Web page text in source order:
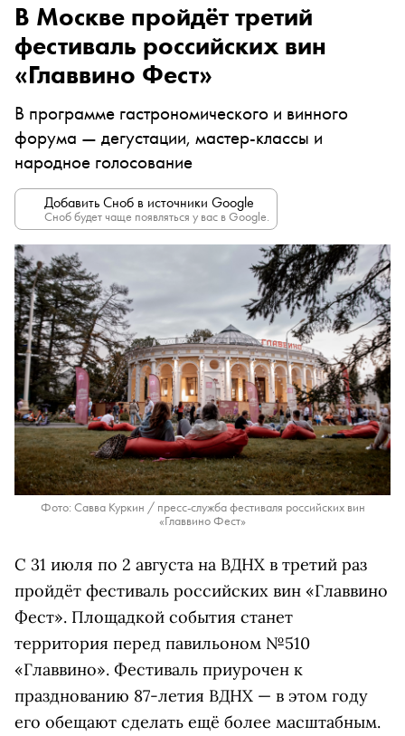
В Москве пройдёт третий
фестиваль российских вин
«Главвино Фест»
В программе гастрономического и винного
форума — дегустации, мастер-классы и
народное голосование
Добавить Сноб в источники Google
Сноб будет чаще появляться у вас в Google.
Фото: Савва Куркин / пресс-служба фестиваля российских вин
«Главвино Фест»
С 31 июля по 2 августа на ВДНХ в третий раз
пройдёт фестиваль российских вин «Главвино
Фест». Площадкой события станет
территория перед павильоном №510
«Главвино». Фестиваль приурочен к
празднованию 87-летия ВДНХ — в этом году
его обещают сделать ещё более масштабным.